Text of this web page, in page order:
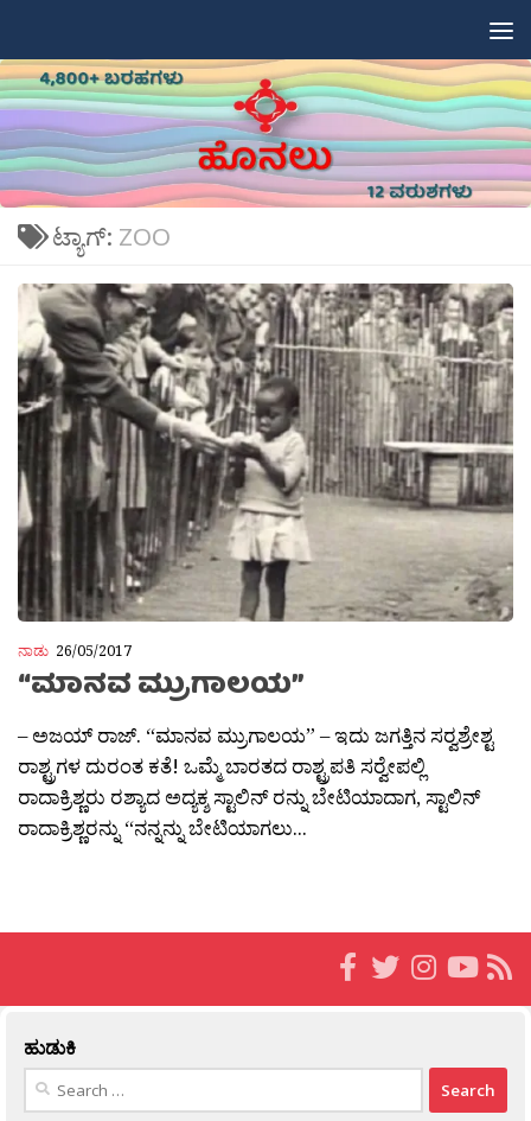
ಟ್ಯಾಗ್: ZOO
ನಾಡು 26/05/2017
“ಮಾನವ ಮ್ರುಗಾಲಯ”
– ಅಜಯ್ ರಾಜ್. “ಮಾನವ ಮ್ರುಗಾಲಯ” – ಇದು ಜಗತ್ತಿನ ಸರ‍್ವಶ್ರೇಶ್ಟ
ರಾಶ್ಟ್ರಗಳ ದುರಂತ ಕತೆ! ಒಮ್ಮೆ ಬಾರತದ ರಾಶ್ಟ್ರಪತಿ ಸರ‍್ವೇಪಲ್ಲಿ
ರಾದಾಕ್ರಿಶ್ಣರು ರಶ್ಯಾದ ಅದ್ಯಕ್ಶ ಸ್ಟಾಲಿನ್ ರನ್ನು ಬೇಟಿಯಾದಾಗ, ಸ್ಟಾಲಿನ್
ರಾದಾಕ್ರಿಶ್ಣರನ್ನು “ನನ್ನನ್ನು ಬೇಟಿಯಾಗಲು...
ಹುಡುಕಿ
Search